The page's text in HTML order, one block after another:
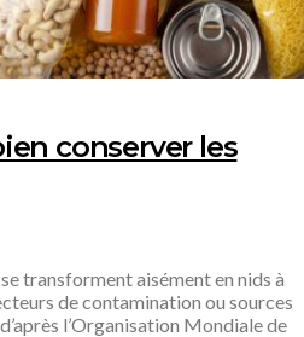
conserver les
transforment aisément en nids à
de contamination ou sources
l’Organisation Mondiale de